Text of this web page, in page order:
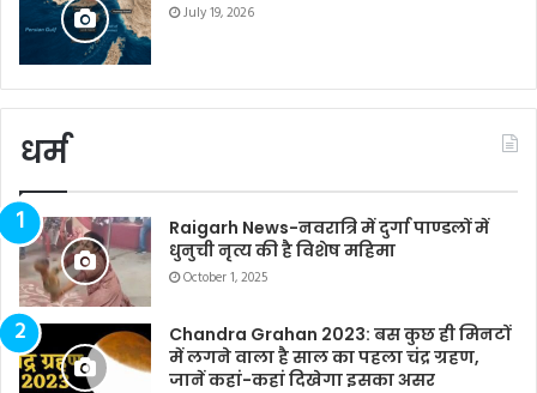
July 19, 2026
धर्म
Raigarh News-नवरात्रि में दुर्गा पाण्डलों में
धुनुची नृत्य की है विशेष महिमा
October 1, 2025
Chandra Grahan 2023: बस कुछ ही मिनटों
में लगने वाला है साल का पहला चंद्र ग्रहण,
जानें कहां-कहां दिखेगा इसका असर